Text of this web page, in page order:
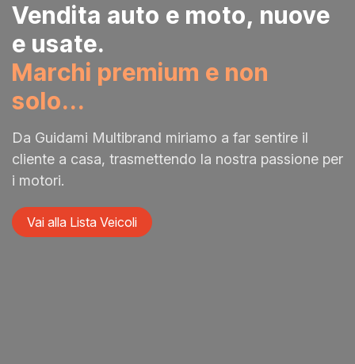
Vendita auto e moto, nuove
e usate.
Marchi premium e non
solo...
Da Guidami Multibrand miriamo a far sentire il
cliente a casa, trasmettendo la nostra passione per
i motori.
Vai alla Lista Veicoli